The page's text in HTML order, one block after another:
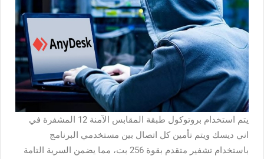
يتم استخدام بروتوكول طبقة المقابس الآمنة 12 المشفرة في
اني ديسك ويتم تأمين كل اتصال بين مستخدمي البرنامج
باستخدام تشفير متقدم بقوة 256 بت، مما يضمن السرية التامة